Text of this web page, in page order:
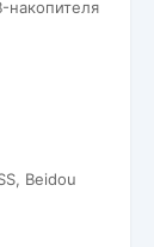
Beidou